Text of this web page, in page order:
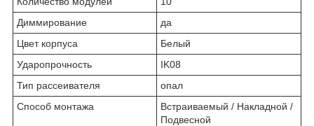
Диммирование
да
Цвет корпуса
Белый
Ударопрочность
IK08
Тип рассеивателя
опал
Способ монтажа
Встраиваемый / Накладной /
Подвесной